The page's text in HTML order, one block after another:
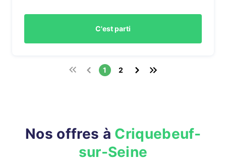
C'est parti
1 2
Nos offres à Criquebeuf-
sur-Seine